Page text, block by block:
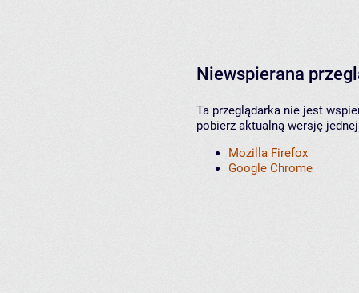
Niewspierana
Ta przeglądarka nie jest
pobierz aktualną wersję
Mozilla Firefox
Google Chrome